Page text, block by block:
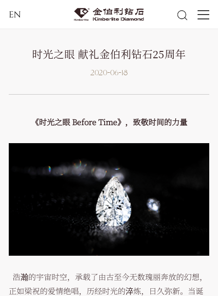
EN
时光之眼 献礼金伯利钻石25周年
2020-06-18
《时光之眼 Before Time》，致敬时间的力量
浩瀚的宇宙时空，承载了由古至今无数瑰丽奔放的幻想，
正如梁祝的爱情绝唱，历经时光的淬炼，日久弥新。当诞